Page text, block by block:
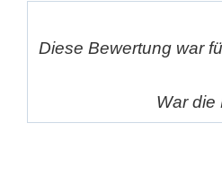
Diese Bewertung war
War die